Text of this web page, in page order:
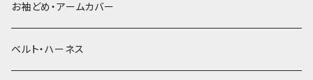
お袖どめ・アームカバー
ベルト・ハーネス